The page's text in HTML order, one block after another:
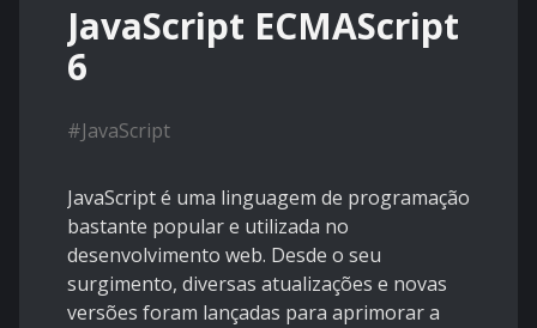
JavaScript ECMAScript
6
#JavaScript
JavaScript é uma linguagem de programação
bastante popular e utilizada no
desenvolvimento web. Desde o seu
surgimento, diversas atualizações e novas
versões foram lançadas para aprimorar a